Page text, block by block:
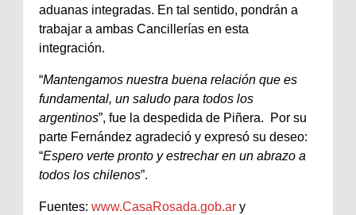
aduanas integradas. En tal sentido, pondrán a
trabajar a ambas Cancillerías en esta
integración.
“Mantengamos nuestra buena relación que es
fundamental, un saludo para todos los
argentinos”, fue la despedida de Piñera. Por su
parte Fernández agradeció y expresó su deseo:
“Espero verte pronto y estrechar en un abrazo a
todos los chilenos”.
Fuentes: www.CasaRosada.gob.ar y